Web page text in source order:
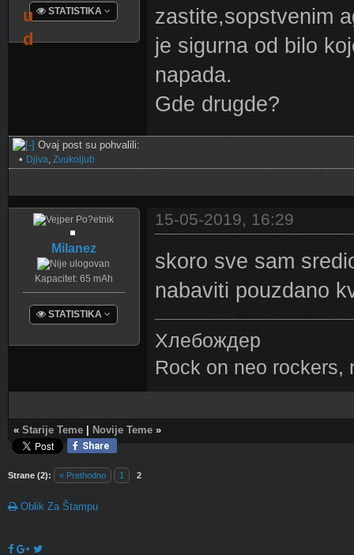
STATISTIKA
Ugled:1
Forum Valuta:
79.41
Pu??
Achievements
zastite,sopstvenim
je sigurna od bilo
napada.
Gde drugde?
Ovaj post su pohvalili:
• Djiva, Zvukoljub
Milanez
Kapacitet: 65 mAh
STATISTIKA
33 u 19 poruke
Datih Pohvala: 143
Ugled:0
Forum Valuta:79.8
Pu??
(View All
Achievements
15-05-2019, 16:29
skoro sve sam
nabaviti pouzdano
Хлебождер
Rock on neo rockers,
« Starije Teme Novije Teme »
Share
Strane (2): « Prethodno 1 2
Oblik Za Štampu